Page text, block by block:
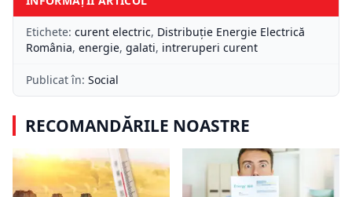
Etichete: curent electric, Distribuţie Energie Electrică
România, energie, galati, intreruperi curent
Publicat în: Social
RECOMANDĂRILE NOASTRE